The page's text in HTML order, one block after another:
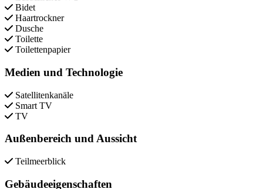
Bidet
Haartrockner
Dusche
Toilette
Toilettenpapier
Medien und Technologie
Satellitenkanäle
Smart TV
TV
Außenbereich und Aussicht
Teilmeerblick
Gebäudeeigenschaften